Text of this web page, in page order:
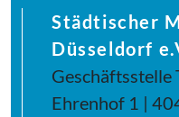
Städtischer
Düsseldorf
Geschäftsstelle
Ehrenhof 1 |